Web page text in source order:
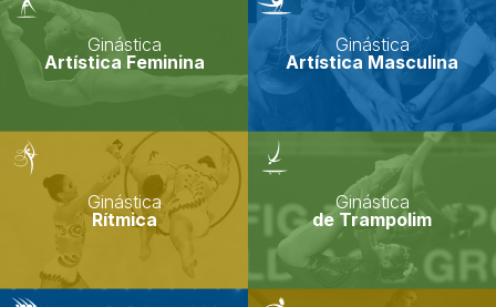
Ginástica
Artística Feminina
Ginástica
Artística Masculina
Ginástica
Rítmica
Ginástica
de Trampolim